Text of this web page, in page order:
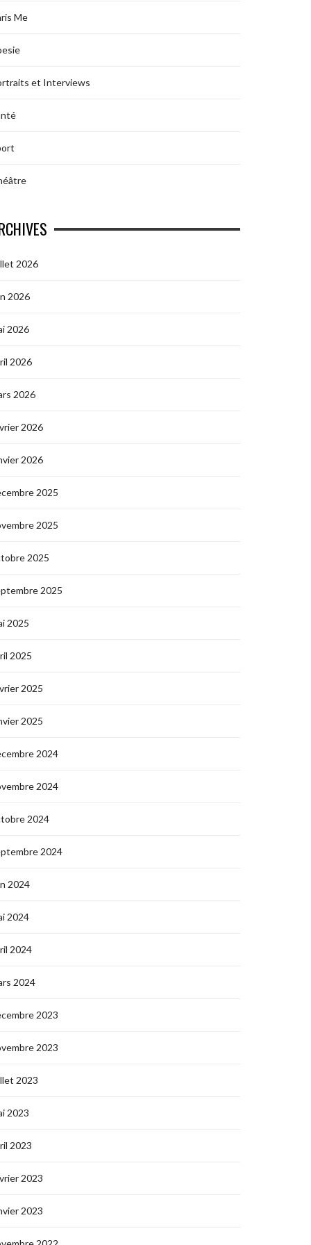
Me
et Interviews
2026
2026
2026
2026
2026
2026
2026
2025
2025
2025
2025
2025
2025
2025
2025
2024
2024
2024
2024
2024
2024
2024
2024
2023
2023
2023
2023
2023
2023
2023